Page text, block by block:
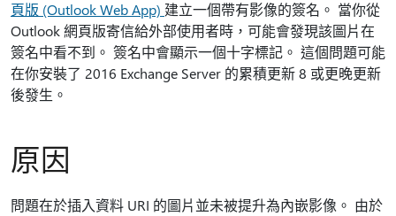
頁版 (Outlook Web App) 建立一個帶有影像的簽名。 當你從
Outlook 網頁版寄信給外部使用者時，可能會發現該圖片在
簽名中看不到。 簽名中會顯示一個十字標記。 這個問題可能
在你安裝了 2016 Exchange Server 的累積更新 8 或更晚更新
後發生。
原因
問題在於插入資料 URI 的圖片並未被提升為內嵌影像。 由於